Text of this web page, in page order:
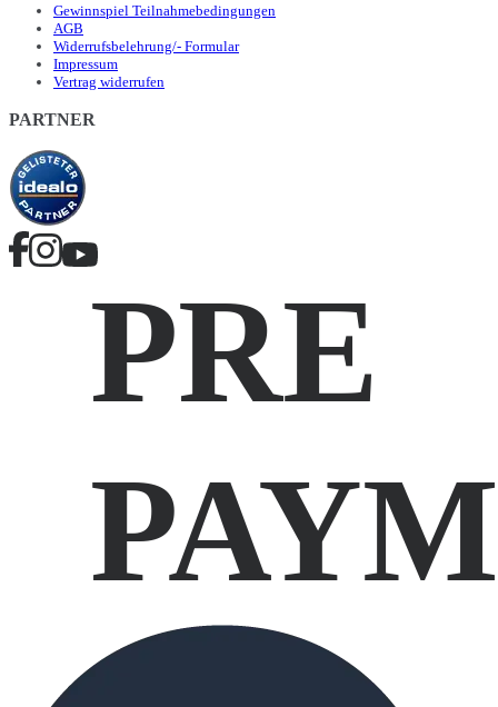
Gewinnspiel Teilnahmebedingungen
AGB
Widerrufsbelehrung/- Formular
Impressum
Vertrag widerrufen
PARTNER